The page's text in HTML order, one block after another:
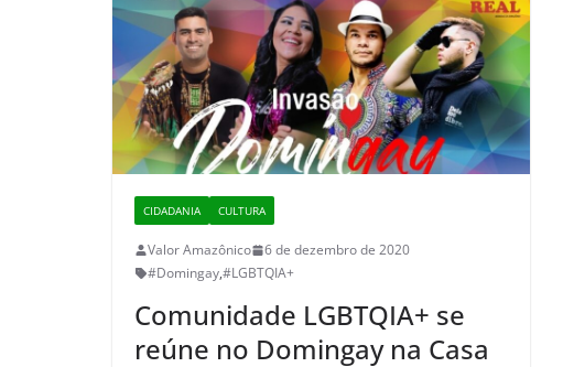
CIDADANIA CULTURA
Valor Amazônico
6 de dezembro de 2020
#Domingay,#LGBTQIA+
Comunidade LGBTQIA+ se
reúne no Domingay na Casa